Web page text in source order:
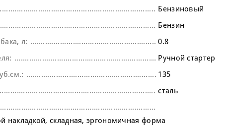
Бензиновый
Бензин
л:
0.8
Ручной стартер
135
сталь
накладкой складная эргономичная форма